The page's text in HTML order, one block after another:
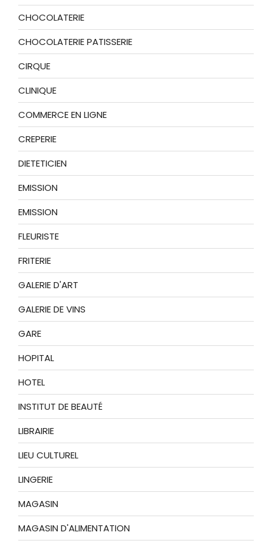
CHOCOLATERIE
CHOCOLATERIE PATISSERIE
CIRQUE
CLINIQUE
COMMERCE EN LIGNE
CREPERIE
DIETETICIEN
EMISSION
EMISSION
FLEURISTE
FRITERIE
GALERIE D'ART
GALERIE DE VINS
GARE
HOPITAL
HOTEL
INSTITUT DE BEAUTÉ
LIBRAIRIE
LIEU CULTUREL
LINGERIE
MAGASIN
MAGASIN D'ALIMENTATION